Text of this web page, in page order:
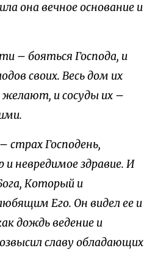
она вечное основание и
– бояться Господа, и
своих. Весь дом их
и сосуды их –
страх Господень,
невредимое здравие. И
Который и
Его. Он видел ее и
дождь ведение и
славу обладающих